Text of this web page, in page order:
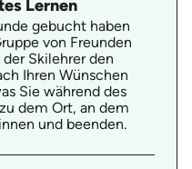
Lernen
gebucht haben
von Freunden
Skilehrer den
Ihren Wünschen
Sie während des
dem Ort, an dem
und beenden.